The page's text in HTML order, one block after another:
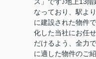
ス」です♪地上13
なっており、駅よ
に建設された物件
化した当社にお任
だけるよう、全力
に適した物件のご